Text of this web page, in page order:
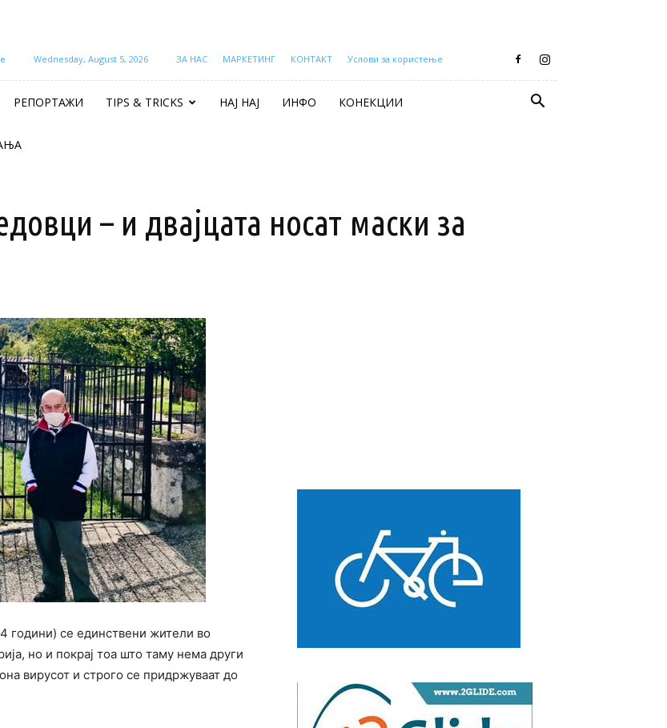
Wednesday, August 5, 2026 ЗА НАС МАРКЕТИНГ КОНТАКТ Услови за користење
РЕПОРТАЖИ TIPS & TRICKS НАЈ НАЈ ИНФО КОНЕКЦИИ
– и двајцата носат маски за
години) се единствени жители во
но и покрај тоа што таму нема други
вирусот и строго се придржуваат до